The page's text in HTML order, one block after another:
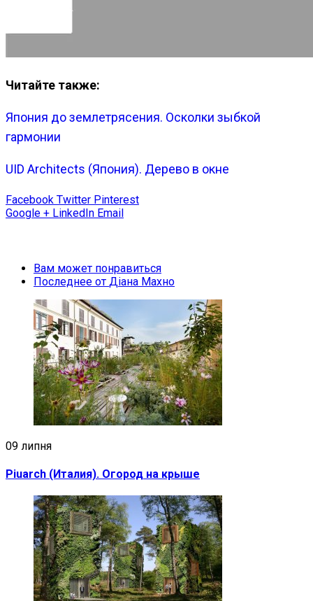
Читайте также:
Япония до землетрясения. Осколки зыбкой
гармонии
UID Architects (Япония). Дерево в окне
Facebook Twitter Pinterest
Google + LinkedIn Email
Вам может понравиться
Последнее от Діана Махно
09 липня
Piuarch (Италия). Огород на крыше